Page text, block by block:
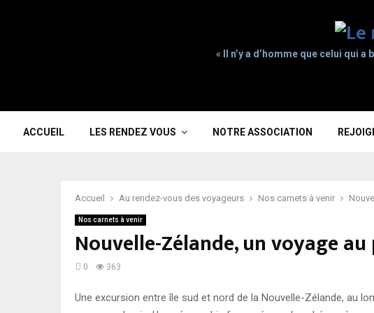
« Il n’y a d’homme que celui qui
ACCUEIL LES RENDEZ VOUS NOTRE ASSOCIATION
Accueil Au rendez-vous des voyageurs Nos carnets à venir
Nos carnets à venir
Nouvelle-Zélande, un voyage
0 363
Une excursion entre île sud et nord de la Nouvelle-Zélande, au